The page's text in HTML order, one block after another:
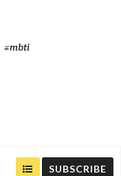
#mbti
SUBSCRIBE